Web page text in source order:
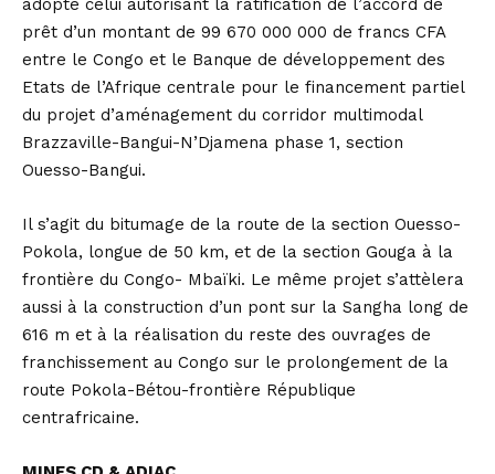
adopté celui autorisant la ratification de l’accord de
prêt d’un montant de 99 670 000 000 de francs CFA
entre le Congo et le Banque de développement des
Etats de l’Afrique centrale pour le financement partiel
du projet d’aménagement du corridor multimodal
Brazzaville-Bangui-N’Djamena phase 1, section
Ouesso-Bangui.
Il s’agit du bitumage de la route de la section Ouesso-
Pokola, longue de 50 km, et de la section Gouga à la
frontière du Congo- Mbaïki. Le même projet s’attèlera
aussi à la construction d’un pont sur la Sangha long de
616 m et à la réalisation du reste des ouvrages de
franchissement au Congo sur le prolongement de la
route Pokola-Bétou-frontière République
centrafricaine.